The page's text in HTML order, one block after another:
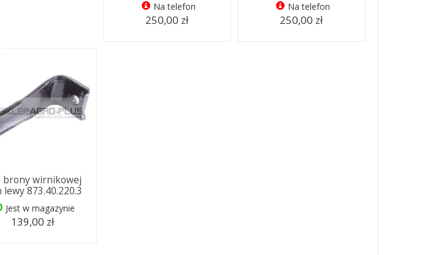
Na telefon
250,00 zł
Na telefon
250,00 zł
brony wirnikowej
lewy 873.40.220.3
Jest w magazynie
139,00 zł